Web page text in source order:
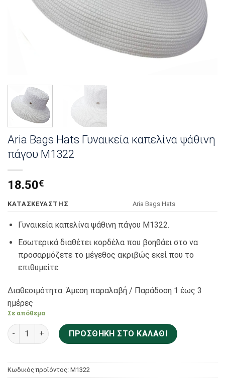
Aria Bags Hats Γυναικεία καπελίνα ψάθινη
πάγου Μ1322
18.50€
KΑΤΑΣΚΕΥΑΣΤΗΣ Αria Bags Hats
Γυναικεία καπελίνα ψάθινη πάγου Μ1322.
Εσωτερικά διαθέτει κορδέλα που βοηθάει στο να
προσαρμόζετε το μέγεθος ακριβώς εκεί που το
επιθυμείτε.
Διαθεσιμότητα: Άμεση παραλαβή / Παράδoση 1 έως 3
ημέρες
Σε απόθεμα
Aria Bags Hats Γυναικεία καπελίνα ψάθινη πάγου Μ1322
ΠΡΟΣΘΉΚΗ ΣΤΟ ΚΑΛΆΘΙ
Κωδικός προϊόντος: Μ1322